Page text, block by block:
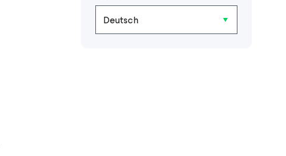
Deutsch